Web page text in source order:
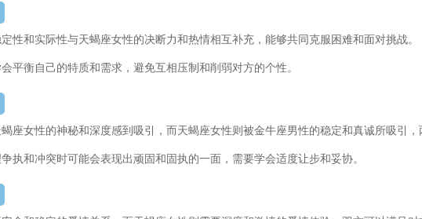
性和实际性与天蝎座女性的决断力和热情相互补充，能够共同克服困难和面对挑战。
平衡自己的特质和需求，避免互相压制和削弱对方的个性。
座女性的神秘和深度感到吸引，而天蝎座女性则被金牛座男性的稳定和真诚所吸引
执和冲突时可能会表现出顽固和固执的一面，需要学会适度让步和妥协。